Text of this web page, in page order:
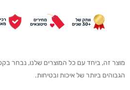
מוצר זה, ביחד עם כל המוצרים שלנו, נבחר
הגבוהים ביותר של איכות ובטיחות.